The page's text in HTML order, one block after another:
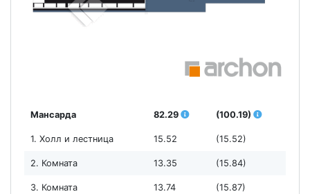
Мансарда 82.29 (100.19)
1. Холл и лестница 15.52 (15.52)
2. Комната 13.35 (15.84)
3. Комната 13.74 (15.87)